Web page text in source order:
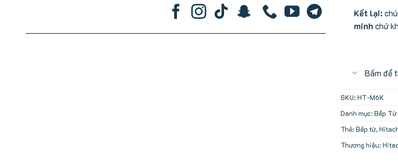
Kết lại:
minh chứ
Bấm để
SKU: HT-M6K
Danh mục: Bếp Từ
Thẻ: Bếp từ,
Thương hiệu: